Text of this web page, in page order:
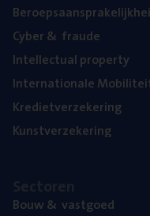
Cyber& fraude
Intel­lec­tu­al property
Inter­na­ti­o­na­le
Kre­diet­ver­ze­ke­ring
Kunst­ver­ze­ke­ring
Bouw& vastgoed